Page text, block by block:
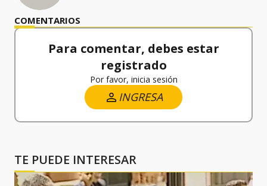
COMENTARIOS
Para comentar, debes estar
registrado
Por favor, inicia sesión
INGRESA
TE PUEDE INTERESAR